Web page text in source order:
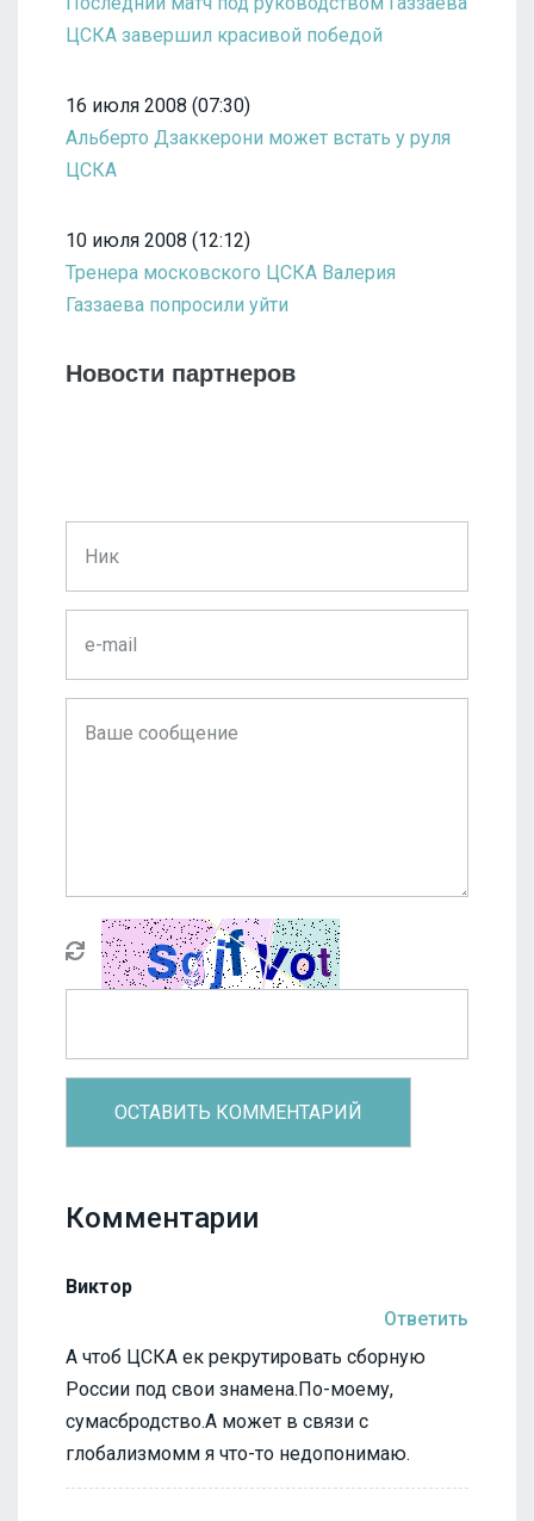
ЦСКА завершил красивой победой
16 июля 2008 (07:30)
Альберто Дзаккерони может встать у руля
ЦСКА
10 июля 2008 (12:12)
Тренера московского ЦСКА Валерия
Газзаева попросили уйти
Новости партнеров
Комментарии
Виктор
Ответить
А чтоб ЦСКА ек рекрутировать сборную
России под свои знамена.По-моему,
сумасбродство.А может в связи с
глобализмомм я что-то недопонимаю.